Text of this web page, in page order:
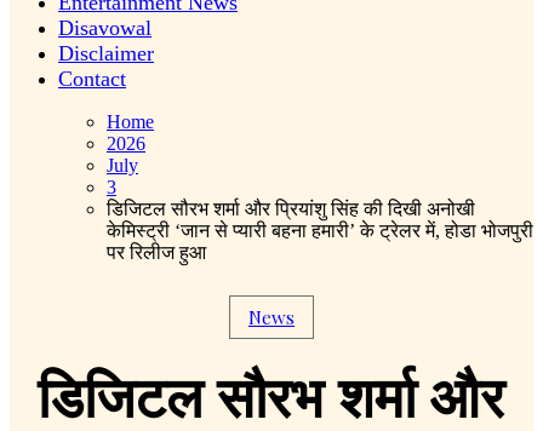
Disavowal
Disclaimer
Contact
Home
2026
July
3
डिजिटल सौरभ शर्मा और प्रियांशु सिंह की दिखी अनोखी
केमिस्ट्री ‘जान से प्यारी बहना हमारी’ के ट्रेलर में, होडा भोजपुरी
पर रिलीज हुआ
News
डिजिटल सौरभ शर्मा और